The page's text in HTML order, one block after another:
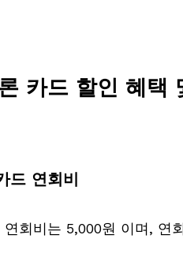
카드 할인 혜택
드 연회비
회비는 5,000원 이며, 연